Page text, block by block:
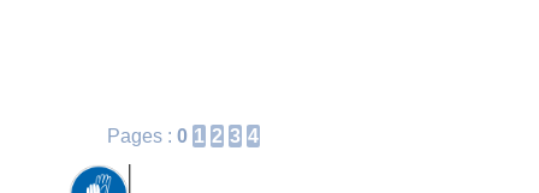
Pages : 0 1 2 3 4